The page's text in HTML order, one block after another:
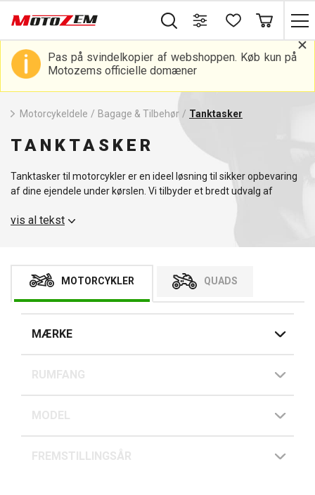
Pas på svindelkopier af webshoppen. Køb kun på
Motozems officielle domæner
Motorcykeldele / Bagage & Tilbehør / Tanktasker
TANKTASKER
Tanktasker til motorcykler er en ideel løsning til sikker opbevaring
af dine ejendele under kørslen. Vi tilbyder et bredt udvalg af
ting. Vores tanktasker er designet til holdbarhed og funktionalitet
vis al tekst
MOTORCYKLER QUADS
MÆRKE
RUMFANG
MODEL
FREMSTILLINGSÅR